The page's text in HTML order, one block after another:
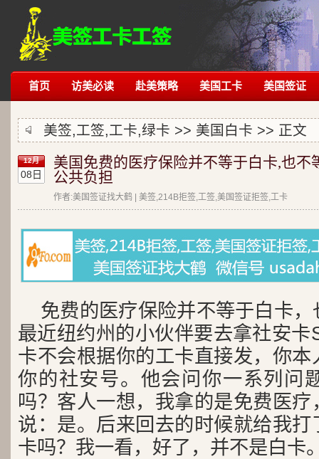
首页 访美必读 赴美策略 美国工卡 美国签证
美签,工签,工卡,绿卡 >> 美国白卡 >> 正文
12月
08日
美国免费的医疗保险并不等于白卡,也不
公共负担
作者:美国签证找大鹤 | 美签,214B拒签,工签,美国签证拒签,工卡
免费的医疗保险并不等于白卡
最近纽约州的小伙伴要去拿社安
卡不会根据你的工卡直接发，你
你的社安号。他会问你一系列问
吗？客人一想，我拿的是免费医
说：是。后来回去的时候就给我
卡吗？我一看，好了，并不是白卡